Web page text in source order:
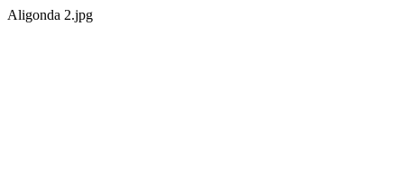
Aligonda 2.jpg